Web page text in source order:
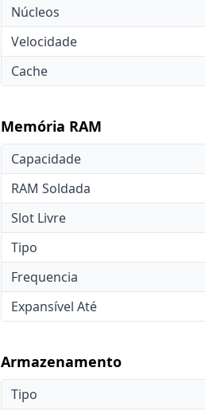
Núcleos
Velocidade
Cache
Memória RAM
Capacidade
RAM Soldada
Slot Livre
Tipo
Frequencia
Expansível Até
Armazenamento
Tipo